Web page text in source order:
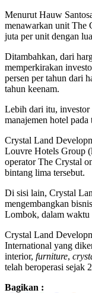
Menurut Hauw
menawarkan unit The
juta per unit dengan
Ditambahkan, dari
memperkirakan
persen per tahun dari
tahun keenam.
Lebih dari itu, investor
manajemen hotel pada
Crystal Land
Louvre Hotels Group
operator The Crystal
bintang lima tersebut.
Di sisi lain, Crystal
mengembangkan
Lombok, dalam waktu
Crystal Land
International yang
interior, furniture,
telah beroperasi sejak
Bagikan :